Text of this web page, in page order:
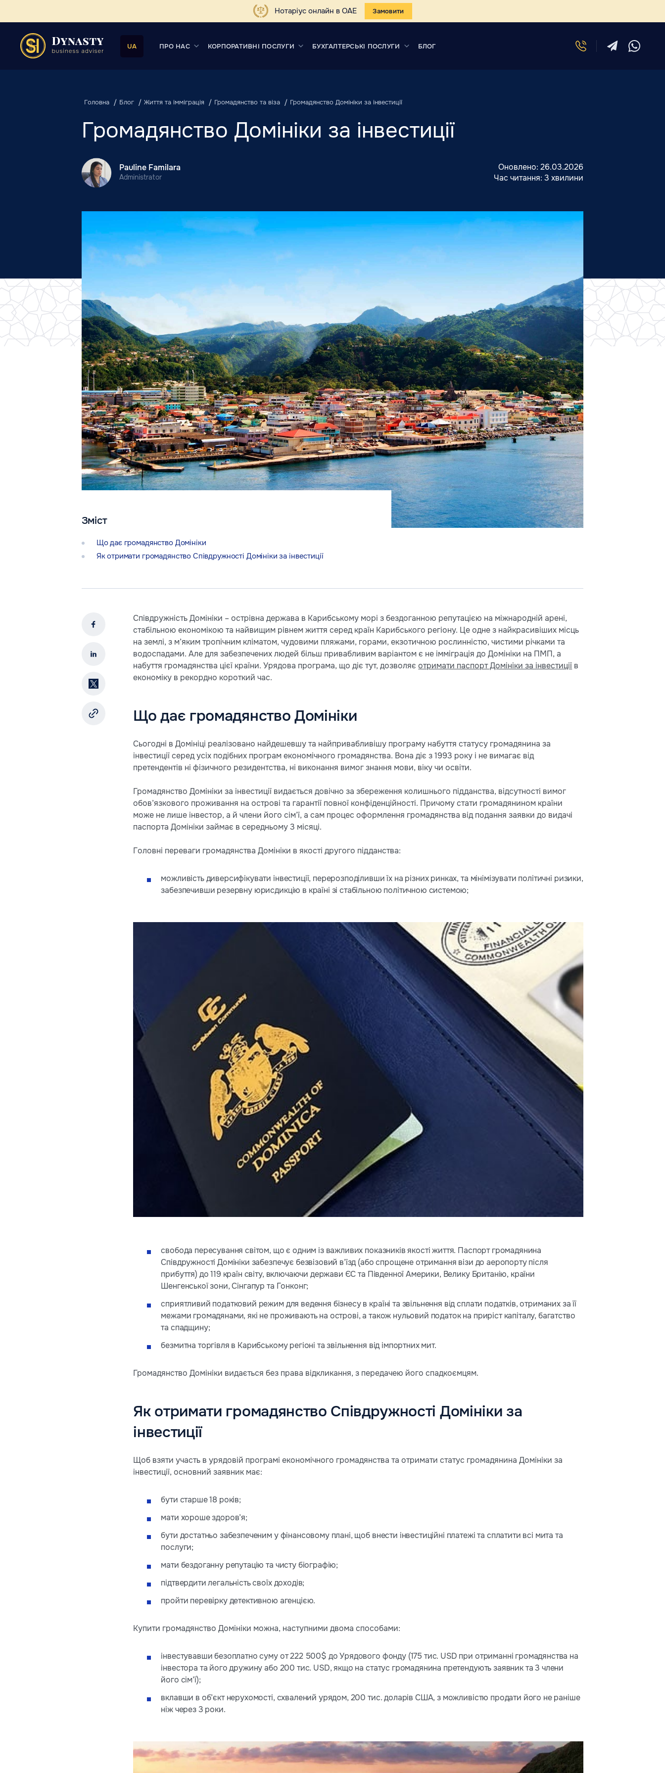
Нотаріус онлайн в ОАЕ Замовити
UA ПРО НАС КОРПОРАТИВНІ ПОСЛУГИ БУХГАЛТЕРСЬКІ ПОСЛУГИ БЛОГ
Головна Блог Життя та імміграція Громадянство та віза Громадянство Домініки за інвестиції
Громадянство Домініки за інвестиції
Pauline Familara
Administrator
Оновлено:26.03.2026
Час читання:3 хвилини
Зміст
Що дає громадянство Домініки
Як отримати громадянство Співдружності Домініки за інвестиції
Співдружність Домініки – острівна держава в Карибському морі з бездоганною репутацією на міжнародній арені,
стабільною економікою та найвищим рівнем життя серед країн Карибського регіону. Це одне з найкрасивіших місць
на землі, з м’яким тропічним кліматом, чудовими пляжами, горами, екзотичною рослинністю, чистими річками та
водоспадами. Але для забезпечених людей більш привабливим варіантом є не імміграція до Домініки на ПМП, а
набуття громадянства цієї країни. Урядова програма, що діє тут, дозволяєотримати паспорт Домініки за інвестиції в
економіку в рекордно короткий час.
Що дає громадянство Домініки
Сьогодні в Домініці реалізовано найдешевшу та найпривабливішу програму набуття статусу громадянина за
інвестиції серед усіх подібних програм економічного громадянства. Вона діє з 1993 року і не вимагає від
претендентів ні фізичного резидентства, ні виконання вимог знання мови, віку чи освіти.
Громадянство Домініки за інвестиції видається довічно за збереження колишнього підданства, відсутності вимог
обов’язкового проживання на острові та гарантії повної конфіденційності. Причому стати громадянином країни
може не лише інвестор, а й члени його сім’ї, а сам процес оформлення громадянства від подання заявки до видачі
паспорта Домініки займає в середньому 3 місяці.
Головні переваги громадянства Домініки в якості другого підданства:
можливість диверсифікувати інвестиції, перерозподіливши їх на різних ринках, та мінімізувати політичні ризики,
забезпечивши резервну юрисдикцію в країні зі стабільною політичною системою;
свобода пересування світом, що є одним із важливих показників якості життя. Паспорт громадянина
Співдружності Домініки забезпечує безвізовий в’їзд (або спрощене отримання візи до аеропорту після
прибуття) до 119 країн світу, включаючи держави ЄС та Південної Америки, Велику Британію, країни
Шенгенської зони, Сінгапур та Гонконг;
сприятливий податковий режим для ведення бізнесу в країні та звільнення від сплати податків, отриманих за її
межами громадянами, які не проживають на острові, а також нульовий податок на приріст капіталу, багатство
та спадщину;
безмитна торгівля в Карибському регіоні та звільнення від імпортних мит.
Громадянство Домініки видається без права відкликання, з передачею його спадкоємцям.
Як отримати громадянство Співдружності Домініки за
інвестиції
Щоб взяти участь в урядовій програмі економічного громадянства та отримати статус громадянина Домініки за
інвестиції, основний заявник має:
бути старше 18 років;
мати хороше здоров’я;
бути достатньо забезпеченим у фінансовому плані, щоб внести інвестиційні платежі та сплатити всі мита та
послуги;
мати бездоганну репутацію та чисту біографію;
підтвердити легальність своїх доходів;
пройти перевірку детективною агенцією.
Купити громадянство Домініки можна, наступними двома способами:
інвестувавши безоплатно суму от 222 500$ до Урядового фонду (175 тис. USD при отриманні громадянства на
інвестора та його дружину або 200 тис. USD, якщо на статус громадянина претендують заявник та 3 члени
його сім’ї);
вклавши в об’єкт нерухомості, схвалений урядом, 200 тис. доларів США, з можливістю продати його не раніше
ніж через 3 роки.